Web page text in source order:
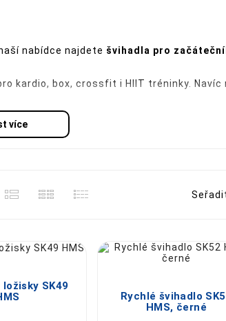
nabídce najdete švihadla pro
kardio, box, crossfit i HIIT tréninky.
více
SK49
Rychlé švihadlo
HMS, černé